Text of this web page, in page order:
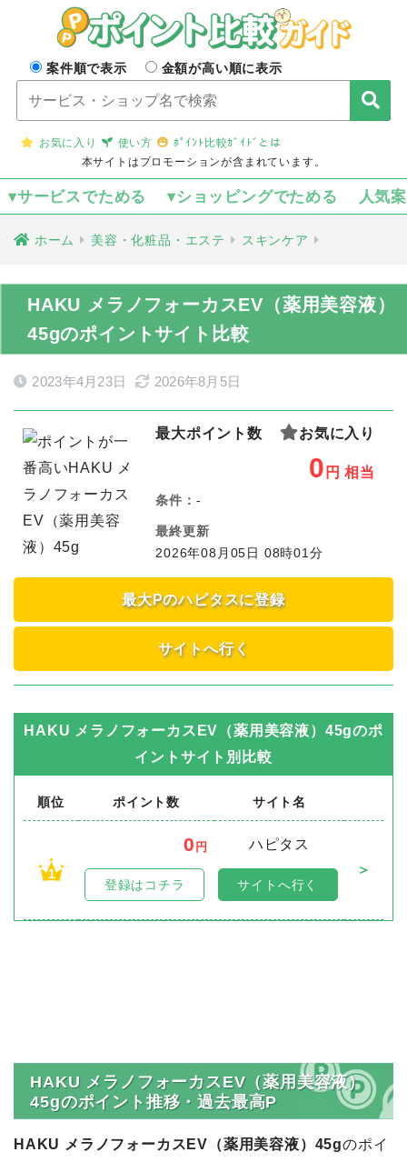
案件順で表示 金額が高い順に表示
お気に入り 使い方
ﾎﾟｲﾝﾄ比較ｶﾞｲﾄﾞとは
本サイトはプロモーションが含まれています。
▾サービスでためる ▾ショッピングでためる 人気
ホーム 美容・化粧品・エステ スキンケア
HAKU メラノフォーカスEV（薬用美容液）
45gのポイントサイト比較
2023年4月23日 2026年8月5日
最大ポイント数 お気に入り
0 円 相当
条件： -
最終更新
2026年08月05日 08時01分
最大Pのハピタスに登録
サイトへ行く
HAKU メラノフォーカスEV（薬用美容液）45gのポ
イントサイト別比較
順位 ポイント数 サイト名
1
0 円
ハピタス
＞
登録はコチラ サイトへ行く
HAKU メラノフォーカスEV（薬用美容液）
45gのポイント推移・過去最高P
HAKU メラノフォーカスEV（薬用美容液）45gのポイ